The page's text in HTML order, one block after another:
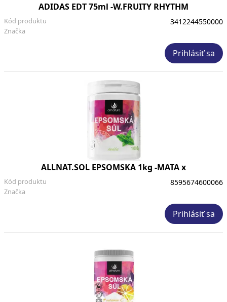
ADIDAS EDT 75ml -W.FRUITY RHYTHM
Značka
Kód produktu 3412244550000
Prihlásiť sa
ALLNAT.SOL EPSOMSKA 1kg -MATA x
Značka
Kód produktu 8595674600066
Prihlásiť sa